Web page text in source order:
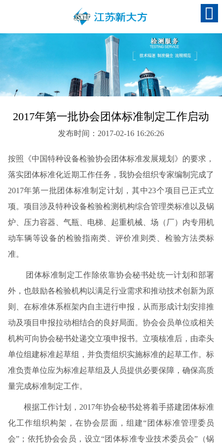
2017年第一批协会团体标准制定工作启动
发布时间：2017-02-16 16:26:26
按照《中国特种设备检验协会团体标准发展规划》的要求，
落实团体标准化近期工作任务，我协会组织专家编制完成了
2017年第一批团体标准制定计划，其中23个项目已正式立
项。项目涉及特种设备检验检测机构综合管理类标准以及锅
炉、压力容器、气瓶、电梯、起重机械、场（厂）内专用机
动车辆等设备的检验指南类、评价准则类、检验方法类标
准。
团体标准制定工作除依靠协会秘书处统一计划和部署
外，也鼓励各检验机构以满足行业需求和推动技术创新为原
则、在标准体系框架内自主进行申报，从而形成计划安排推
动及项目申报拉动相结合的良好局面。协会会员单位或相关
机构可向协会秘书处递交立项申报书。立项核准后，由牵头
单位组建标准起草组，并负责组织实施标准的起草工作。标
准负责单位应为标准起草组及人员提供必要保障，确保高质
量完成标准制定工作。
根据工作计划，2017年协会秘书处将着手搭建团体标准
化工作组织构架，在协会层面，组建“团体标准管理委员
会”；依托协会会员，设立“团体标准专业技术委员会”（锅